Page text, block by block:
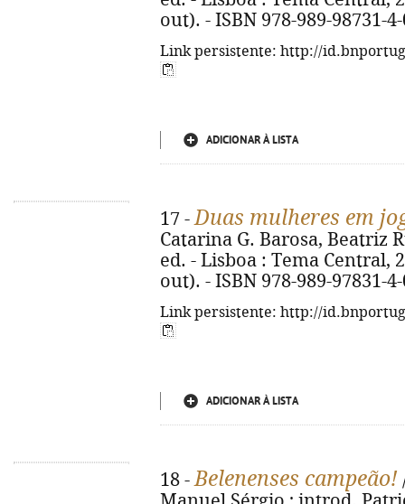
out). - ISBN 978-989-98731-
Link persistente: http://
ADICIONAR À LISTA
17 -Duas mulheres em
Catarina G. Barosa, Beatriz
ed. - Lisboa : Tema Central,
out). - ISBN 978-989-97831-
Link persistente: http://
ADICIONAR À LISTA
18 -Belenenses campeão!